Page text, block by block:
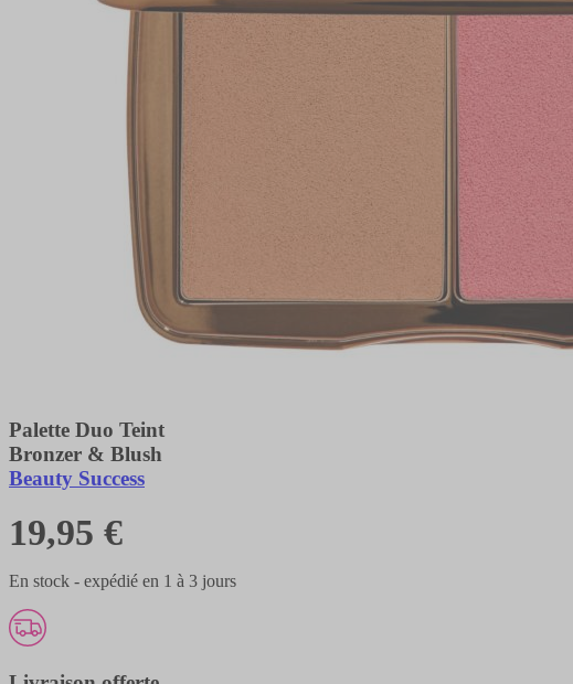
Palette Duo Teint
Bronzer & Blush
Beauty Success
19,95 €
En stock - expédié en 1 à 3 jours